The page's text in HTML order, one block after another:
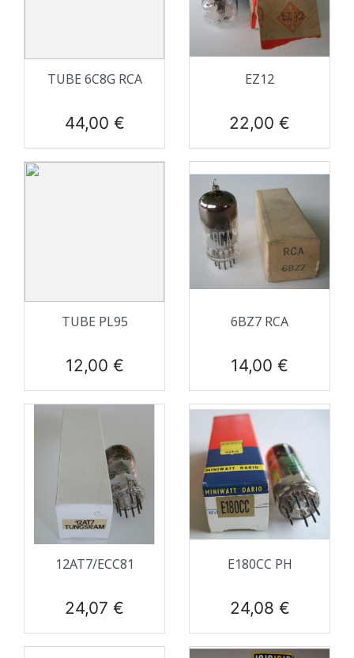
TUBE 6C8G RCA
Prix
44,00 €
EZ12
Prix
22,00 €
TUBE PL95
Prix
12,00 €
6BZ7 RCA
Prix
14,00 €
12AT7/ECC81
Prix
24,07 €
E180CC PH
Prix
24,08 €